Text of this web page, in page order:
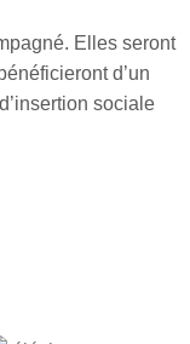
Elles seront
d’un
sociale